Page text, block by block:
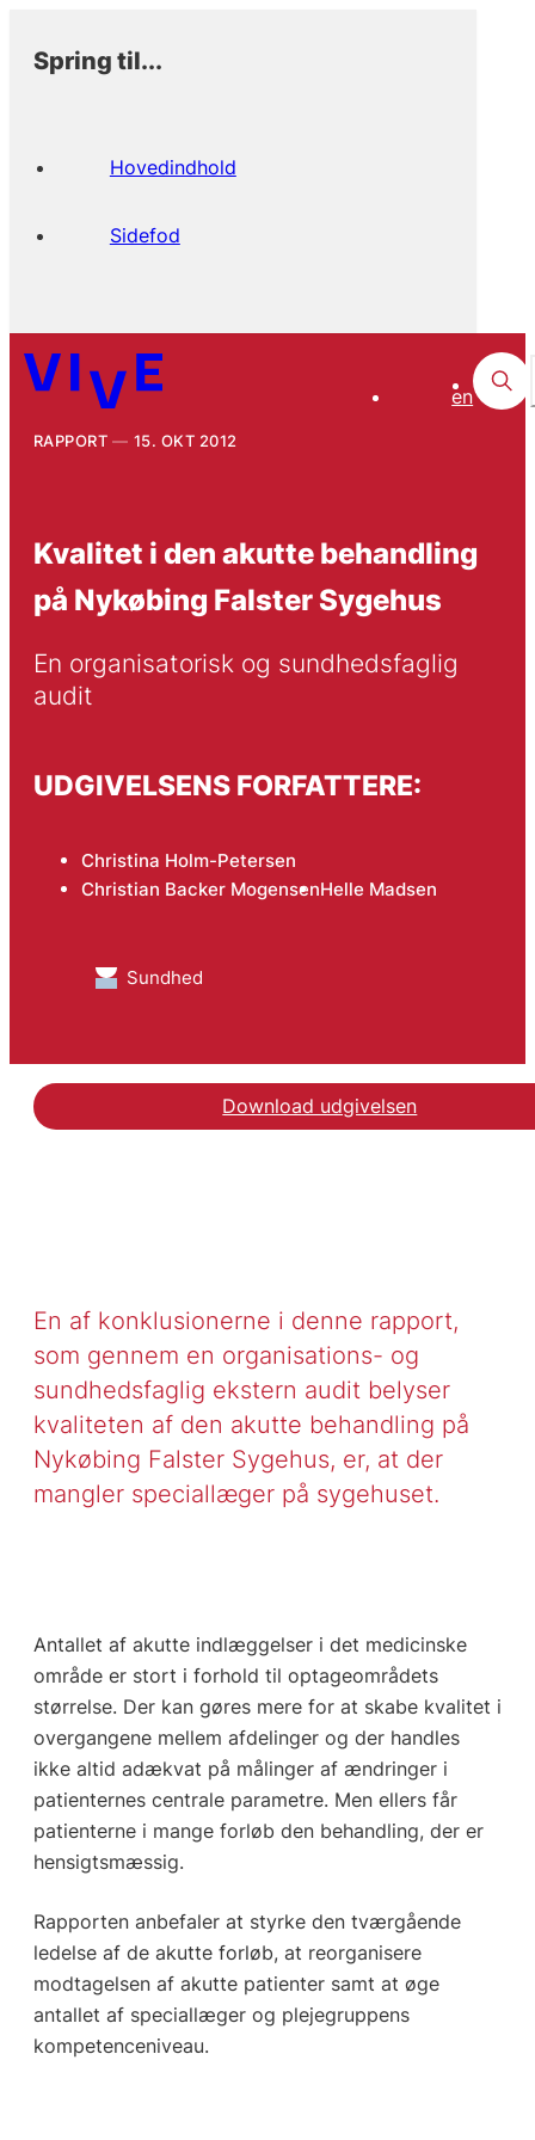
Spring til...
Hovedindhold
Sidefod
en
RAPPORT 15. OKT 2012
Kvalitet i den akutte behandling
på Nykøbing Falster Sygehus
En organisatorisk og sundhedsfaglig
audit
UDGIVELSENS FORFATTERE:
Christina Holm-Petersen
Christian Backer MogensenHelle Madsen
Sundhed
Download udgivelsen
En af konklusionerne i denne rapport,
som gennem en organisations- og
sundhedsfaglig ekstern audit belyser
kvaliteten af den akutte behandling på
Nykøbing Falster Sygehus, er, at der
mangler speciallæger på sygehuset.
Antallet af akutte indlæggelser i det medicinske
område er stort i forhold til optageområdets
størrelse. Der kan gøres mere for at skabe kvalitet i
overgangene mellem afdelinger og der handles
ikke altid adækvat på målinger af ændringer i
patienternes centrale parametre. Men ellers får
patienterne i mange forløb den behandling, der er
hensigtsmæssig.
Rapporten anbefaler at styrke den tværgående
ledelse af de akutte forløb, at reorganisere
modtagelsen af akutte patienter samt at øge
antallet af speciallæger og plejegruppens
kompetenceniveau.